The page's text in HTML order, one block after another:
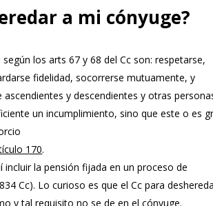
a mi cónyuge?
según los arts 67 y 68 del Cc son: respetarse,
fidelidad, socorrerse mutuamente, y
y descendientes y otras
un incumplimiento, sino que este o es
170.
incluir la pensión fijada en un proceso de
Cc). Lo curioso es que el Cc para
y tal requisito no se de en el cónyuge.